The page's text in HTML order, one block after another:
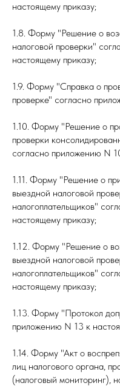
настоящему приказу;
1.8. Форму "Решение о
налоговой проверки"
настоящему приказу;
1.9. Форму "Справка о
проверке" согласно
1.10. Форму "Решение о
проверки
согласно приложению N
1.11. Форму "Решение о
выездной налоговой
налогоплательщиков"
настоящему приказу;
1.12. Форму "Решение о
выездной налоговой
налогоплательщиков"
настоящему приказу;
1.13. Форму "Протокол
приложению N 13 к
1.14. Форму "Акт о
лиц налогового органа,
(налоговый мониторинг),